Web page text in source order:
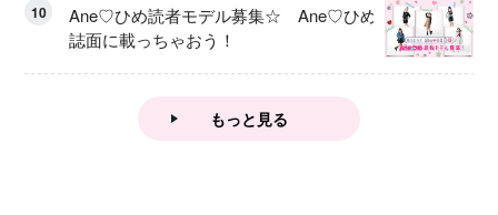
10
Ane♡ひめ読者モデル募集☆ Ane♡ひめ
誌面に載っちゃおう！
もっと見る